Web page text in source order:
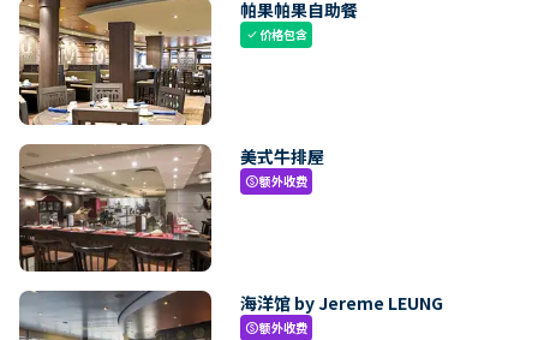
帕果帕果自助餐
check价格包含
美式牛排屋
paid额外收费
海洋馆 by Jereme LEUNG
paid额外收费